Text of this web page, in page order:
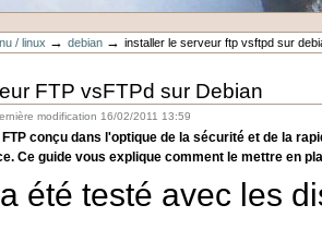
/ linux →debian →installer le serveur ftp vsftpd sur
FTP vsFTPd sur Debian
modification 16/02/2011 13:59
conçu dans l'optique de la sécurité et de la
Ce guide vous explique comment le mettre en
été testé avec les